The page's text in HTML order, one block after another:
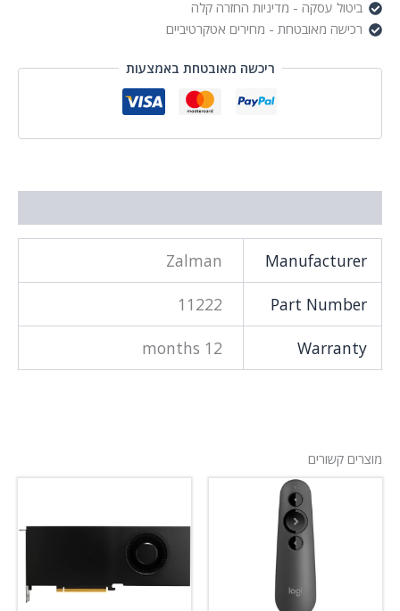
ביטול עסקה - מדיניות החזרה קלה
רכישה מאובטחת - מחירים אטקרטיביים
ריכשה מאובטחת באמצעות
Manufacturer
Zalman
Part Number
11222
Warranty
12 months
מוצרים קשורים